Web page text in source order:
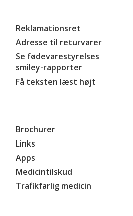
Reklamationsret
Adresse til returvarer
Se fødevarestyrelses
smiley-rapporter
Få teksten læst højt
Brochurer
Links
Apps
Medicintilskud
Trafikfarlig medicin